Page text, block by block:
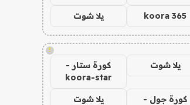
koora 365 يلا شوت
!
يلا شوت
كورة ستار -
koora-star
كورة جول -
يلا شوت